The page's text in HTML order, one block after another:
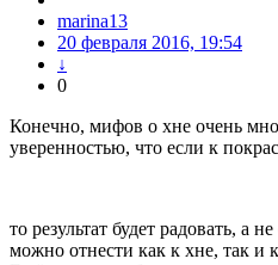
marina13
20 февраля 2016, 19:54
↓
0
Конечно, мифов о хне очень
уверенностью, что если к
то результат будет радовать, а
можно отнести как к хне, так и